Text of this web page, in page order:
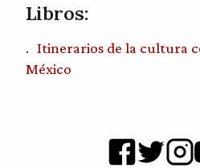
Libros:
Itinerarios de la cultura
México